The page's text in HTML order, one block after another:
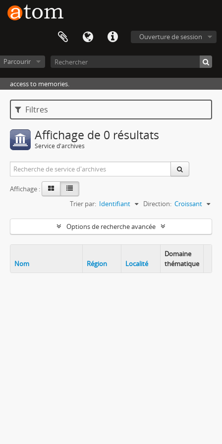
Ouverture de session
Parcourir
access to memories.
Filtres
Affichage de 0 résultats
Service d'archives
Affichage :
Trier par: Identifiant Direction: Croissant
Options de recherche avancée
Nom Région Localité
Domaine
thématique